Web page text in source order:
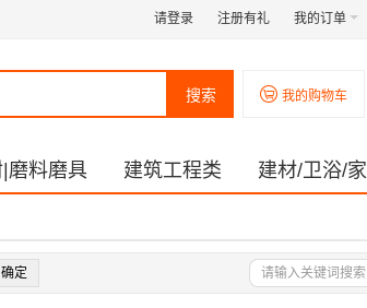
请登录 注册有礼 我的订单
搜索 我的购物车
磨料磨具 建筑工程类
建材/卫浴/
确定